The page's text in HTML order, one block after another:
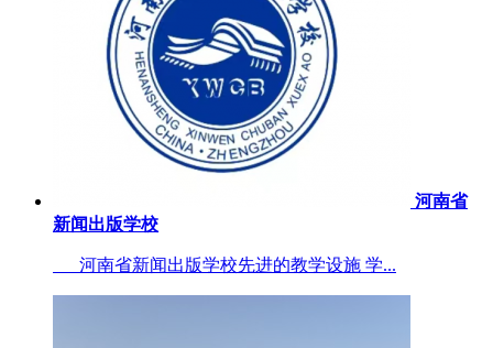
河南省
新闻出版学校
河南省新闻出版学校先进的教学设施 学...